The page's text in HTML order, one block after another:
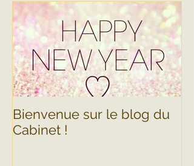
Bienvenue sur le blog du
Cabinet !